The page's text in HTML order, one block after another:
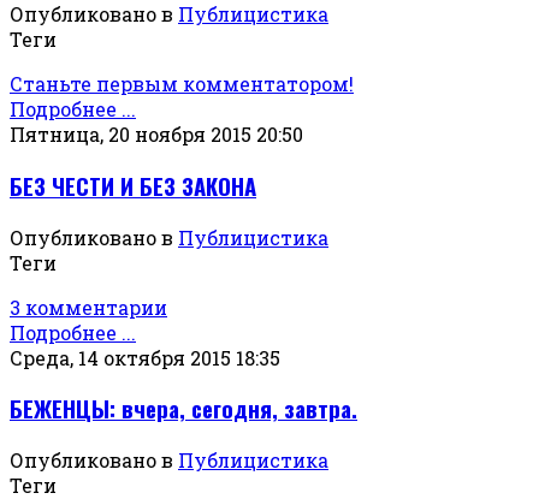
Опубликовано в Публицистика
Теги
Станьте первым комментатором!
Подробнее ...
Пятница, 20 ноября 2015 20:50
БЕЗ ЧЕСТИ И БЕЗ ЗАКОНА
Опубликовано в Публицистика
Теги
3 комментарии
Подробнее ...
Среда, 14 октября 2015 18:35
БЕЖЕНЦЫ: вчера, сегодня, завтра.
Опубликовано в Публицистика
Теги